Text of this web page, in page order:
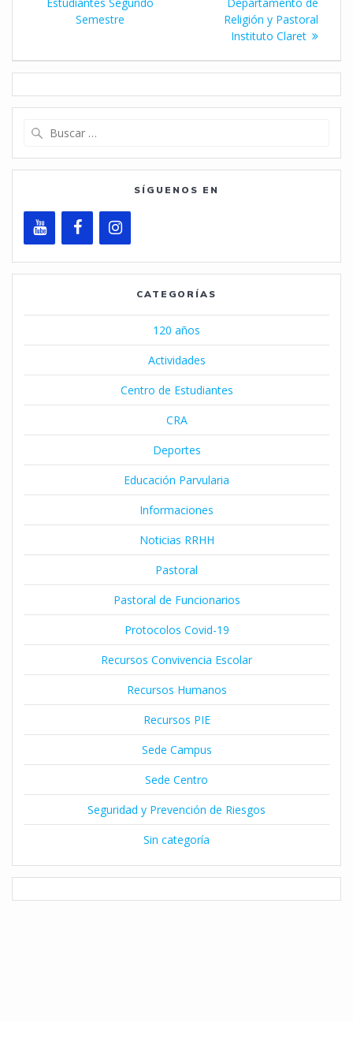
entradas
Semestre
Religión y Pastoral
Instituto Claret
SÍGUENOS EN
CATEGORÍAS
120 años
Actividades
Centro de Estudiantes
CRA
Deportes
Educación Parvularia
Informaciones
Noticias RRHH
Pastoral
Pastoral de Funcionarios
Protocolos Covid-19
Recursos Convivencia Escolar
Recursos Humanos
Recursos PIE
Sede Campus
Sede Centro
Seguridad y Prevención de Riesgos
Sin categoría